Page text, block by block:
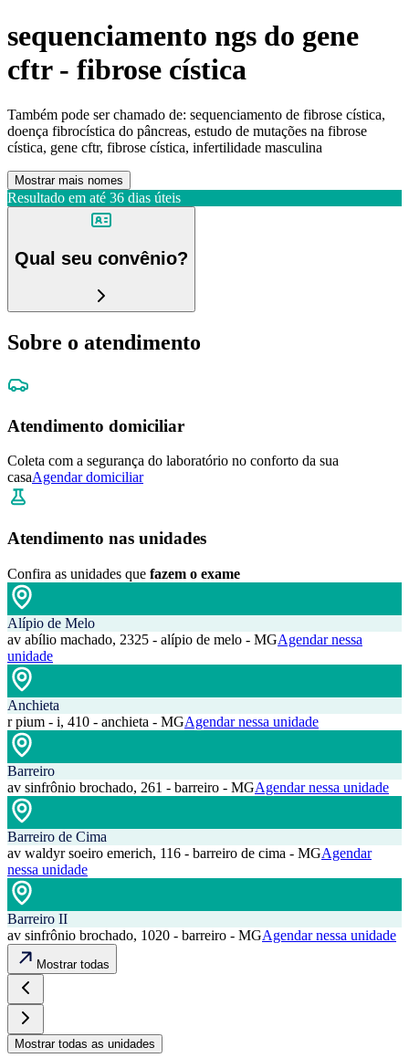
sequenciamento ngs do gene
cftr - fibrose cística
Também pode ser chamado de: sequenciamento de fibrose cística,
doença fibrocística do pâncreas, estudo de mutações na fibrose
cística, gene cftr, fibrose cística, infertilidade masculina
Mostrar mais nomes
Resultado em até 36 dias úteis
Qual seu convênio?
Sobre o atendimento
Atendimento domiciliar
Coleta com a segurança do laboratório no conforto da sua
casaAgendar domiciliar
Atendimento nas unidades
Confira as unidades que fazem o exame
Alípio de Melo
av abílio machado, 2325 - alípio de melo - MGAgendar nessa
unidade
Anchieta
r pium - i, 410 - anchieta - MGAgendar nessa unidade
Barreiro
av sinfrônio brochado, 261 - barreiro - MGAgendar nessa unidade
Barreiro de Cima
av waldyr soeiro emerich, 116 - barreiro de cima - MGAgendar
nessa unidade
Barreiro II
av sinfrônio brochado, 1020 - barreiro - MGAgendar nessa unidade
Mostrar todas
Mostrar todas as unidades